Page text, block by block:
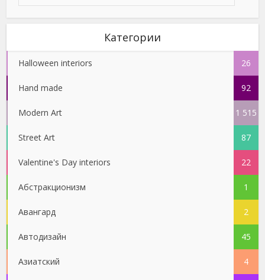
Категории
Halloween interiors 26
Hand made 92
Modern Art 1 515
Street Art 87
Valentine's Day interiors 22
Абстракционизм 1
Авангард 2
Автодизайн 45
Азиатский 4